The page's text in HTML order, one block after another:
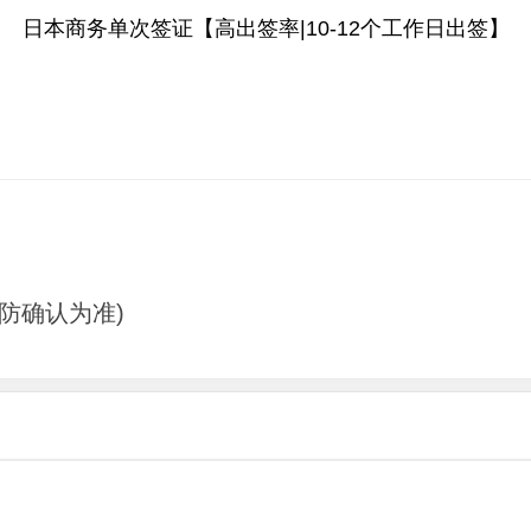
日本商务单次签证【高出签率|10-12个工作日出签】
确认为准)